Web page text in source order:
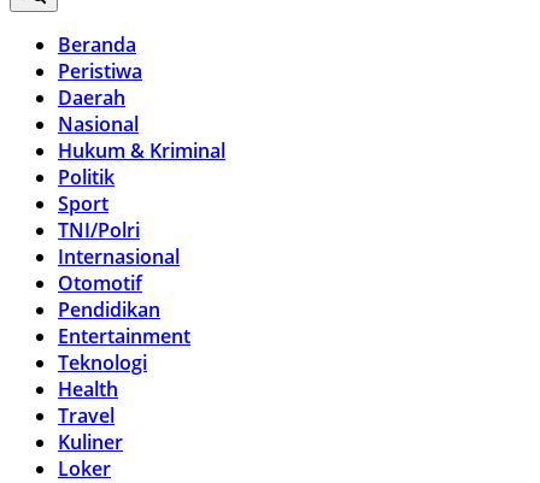
Beranda
Peristiwa
Daerah
Nasional
Hukum & Kriminal
Politik
Sport
TNI/Polri
Internasional
Otomotif
Pendidikan
Entertainment
Teknologi
Health
Travel
Kuliner
Loker